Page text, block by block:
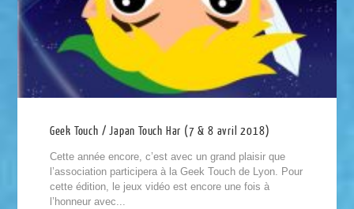
Geek Touch / Japan Touch Har (7 & 8 avril 2018)
Cette année encore, c’est avec un grand plaisir que
l’association participera à la Geek Touch de Lyon. Pour
cette édition, le jeux vidéo est encore une fois à
l’honneur avec...